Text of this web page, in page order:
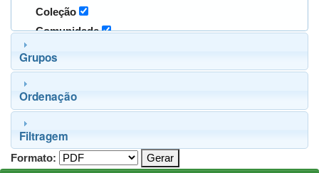
Coleção
Comunidade
Grupos
Ordenação
Filtragem
Formato: